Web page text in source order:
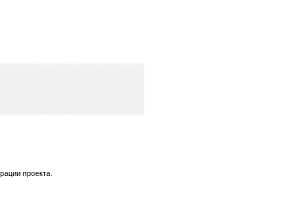
проекта.